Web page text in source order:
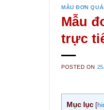
MẪU ĐƠN
Mẫu
trực
POSTED ON
Mục lục [